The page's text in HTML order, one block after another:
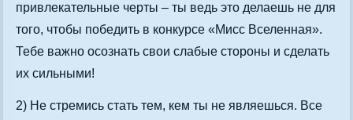
привлекательные черты – ты ведь это делаешь не для
того, чтобы победить в конкурсе «Мисс Вселенная».
Тебе важно осознать свои слабые стороны и сделать
их сильными!
2) Не стремись стать тем, кем ты не являешься. Все